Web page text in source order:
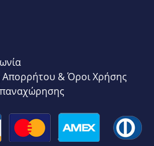
Απορρήτου & Όροι Χρήσης